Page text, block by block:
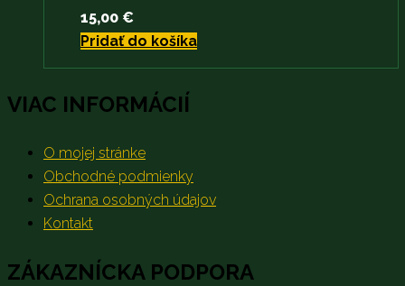
15,00 €
Pridať do košíka
VIAC INFORMÁCIÍ
O mojej stránke
Obchodné podmienky
Ochrana osobných údajov
Kontakt
ZÁKAZNÍCKA PODPORA